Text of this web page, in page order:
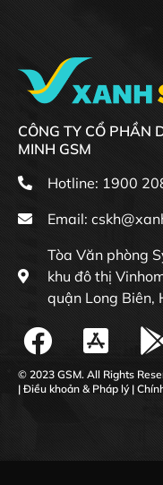
CÔNG TY CỔ PHẦN
MINH GSM
Hotline: 1900
Email:
Tòa Văn phòng
khu đô thị
quận Long Biên,
© 2023 GSM. All Rights
| Điều khoản & Pháp lý|